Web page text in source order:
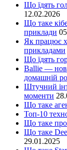
Що їдять
12.02.2026
Що таке
приклади
Як працює
прикладами
Що їдять
Ballie —
домашній
Штучний
моменти
Що таке
Топ-10
Що таке
Що таке
29.01.2025